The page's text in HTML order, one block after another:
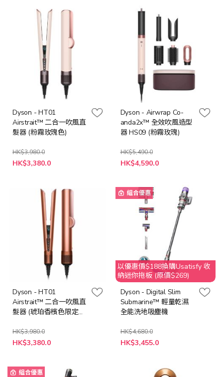
Dyson - HT01
Airstrait™ 二合一吹風直
髮器 (粉霧玫瑰色)
HK$3,980.0
特
殊
HK$3,380.0
Dyson - Airwrap Co-
anda2x™ 全效吹風造型
器 HS09 (粉霧玫瑰)
HK$5,490.0
特
殊
HK$4,590.0
Dyson - HT01
Airstrait™ 二合一吹風直
髮器 (琥珀香檳色限定
HK$3,980.0
特
殊
HK$3,380.0
組合優惠
以優惠價$188換購Usatisfy 收
納迷你拖板 (原價$269)
Dyson - Digital Slim
Submarine™ 輕量乾濕
全能洗地吸塵機
HK$4,680.0
特
殊
HK$3,455.0
組合優惠